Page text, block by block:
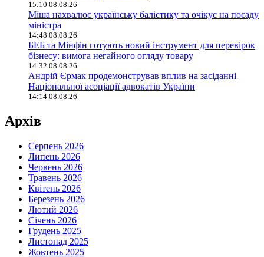
15:10 08.08.26
Міша нахвалює українську балістику та очікує на посаду
міністра
14:48 08.08.26
БЕБ та Мінфін готують новий інструмент для перевірок
бізнесу: вимога негайного огляду товару
14:32 08.08.26
Андрій Єрмак продемонстрував вплив на засіданні
Національної асоціації адвокатів України
14:14 08.08.26
Архів
Серпень 2026
Липень 2026
Червень 2026
Травень 2026
Квітень 2026
Березень 2026
Лютий 2026
Січень 2026
Грудень 2025
Листопад 2025
Жовтень 2025